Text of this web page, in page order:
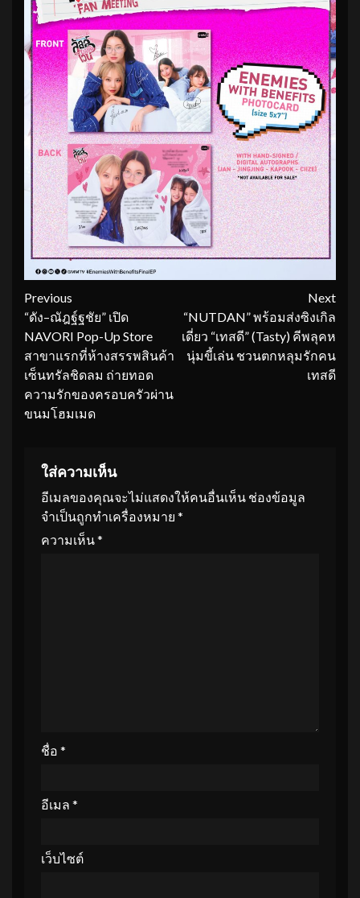
Continue
Reading
Previous
“ดัง–ณัฎฐ์ฐชัย” เปิด
NAVORI Pop-Up Store
สาขาแรกที่ห้างสรรพสินค้า
เซ็นทรัลชิดลม ถ่ายทอด
ความรักของครอบครัวผ่าน
ขนมโฮมเมด
Next
“NUTDAN” พร้อมส่งซิงเกิล
เดี่ยว “เทสดี” (Tasty) คีพลุคห
นุ่มขี้เล่น ชวนตกหลุมรักคน
เทสดี
ใส่ความเห็น
อีเมลของคุณจะไม่แสดงให้คนอื่นเห็น ช่องข้อมูล
จำเป็นถูกทำเครื่องหมาย *
ความเห็น*
ชื่อ *
อีเมล *
เว็บไซต์